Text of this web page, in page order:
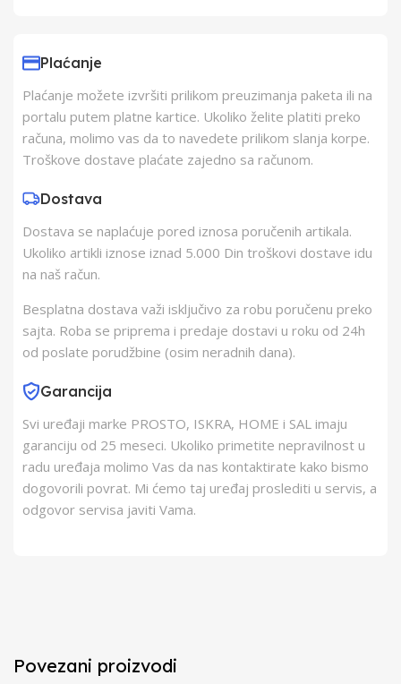
Proizvođač H kft.
Zemlja Porekla
Zemlja Uvoza
Plaćanje
Plaćanje možete izvršiti prilikom preuzimanja paketa ili na
portalu putem platne kartice. Ukoliko želite platiti preko
računa, molimo vas da to navedete prilikom slanja korpe.
Troškove dostave plaćate zajedno sa računom.
Dostava
Dostava se naplaćuje pored iznosa poručenih artikala.
Ukoliko artikli iznose iznad 5.000 Din troškovi dostave idu
na naš račun.
Besplatna dostava važi isključivo za robu poručenu preko
sajta. Roba se priprema i predaje dostavi u roku od 24h
od poslate porudžbine (osim neradnih dana).
Garancija
Svi uređaji marke PROSTO, ISKRA, HOME i SAL imaju
garanciju od 25 meseci. Ukoliko primetite nepravilnost u
radu uređaja molimo Vas da nas kontaktirate kako bismo
dogovorili povrat. Mi ćemo taj uređaj proslediti u servis, a
odgovor servisa javiti Vama.
Povezani proizvodi